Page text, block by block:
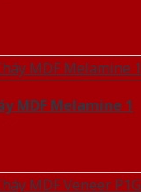
MDF Melamine 1